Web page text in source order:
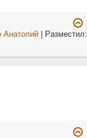
Анатолий | Разместил: